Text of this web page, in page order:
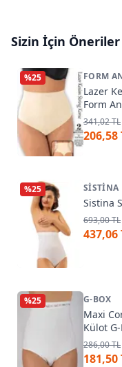
Sizin İçin Öneriler
%25 FORM
Lazer
Form
341,02 TL
206,58
%25 SISTINA
Sistina
693,00 TL
437,06
%25 G-BOX
Maxi
Külot
286,00 TL
181,50